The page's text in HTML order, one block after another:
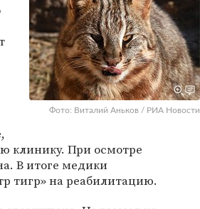
Фото: Виталий Аньков / РИА Новости
клинику. При осмотре
В итоге медики
тигр» на реабилитацию.